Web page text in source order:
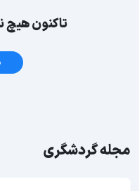
تاکنون
مجله گردشگری